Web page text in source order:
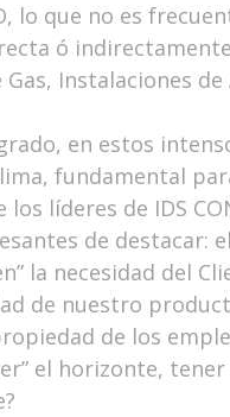
lo que no es
ó
Instalaciones
en estos
fundamental
líderes de IDS
de destacar:
la necesidad del
de nuestro
de los
el horizonte,